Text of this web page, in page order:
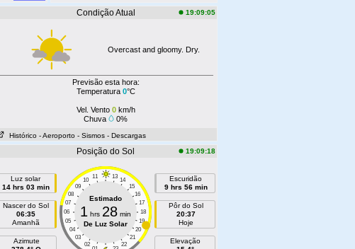
Condição Atual 19:09:05
Overcast and gloomy. Dry.
Previsão esta hora:
Temperatura 0°C
Vel. Vento 0km/h
Chuva
0%
Histórico - Aeroporto - Sismos - Descargas
Posição do Sol 19:09:18
Luz solar
14 hrs 03 min
Nascer do Sol
06:35
Amanhã
Azimute
11 13
10
14
09
15
08
16
07
17
06
18
05
19
04
20
03
21
02
22
Estimado
1 hrs 28 min
De Luz Solar
Escuridão
9 hrs 56 min
Pôr do Sol
20:37
Hoje
Elevação